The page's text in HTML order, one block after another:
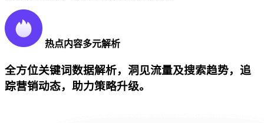
热点内容多元解析
全方位关键词数据解析，洞见流量及搜索趋势，追
踪营销动态，助力策略升级。